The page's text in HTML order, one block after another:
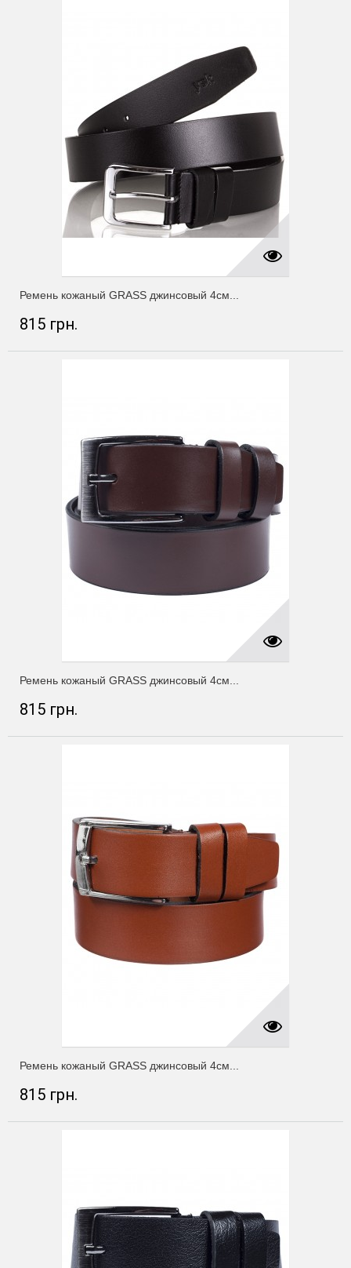
Ремень кожаный GRASS джинсовый 4см...
815 грн.
Ремень кожаный GRASS джинсовый 4см...
815 грн.
Ремень кожаный GRASS джинсовый 4см...
815 грн.